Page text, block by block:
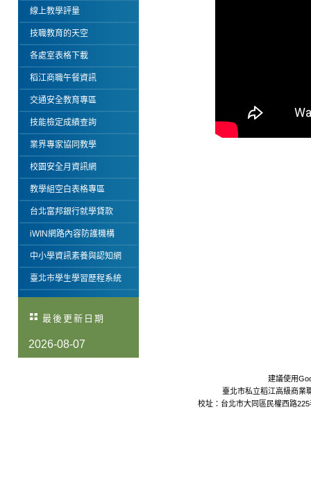
線上教學評量
技職教育的天空
各處室表格下載
稻江商職午餐資訊
交通安全教育專區
技能檢定成績查詢
業界專家協同教學
校園安全月資訊網
教學組空白表格專區
台北富邦銀行就學貸款
iWIN網路內容防護機構
中小學資訊素養與認知網
臺北市學生學習歷程系統
最後更新日期
2026-08-07
建議使用
臺北市私立稻江高級商業
校址：台北市大同區民權西路